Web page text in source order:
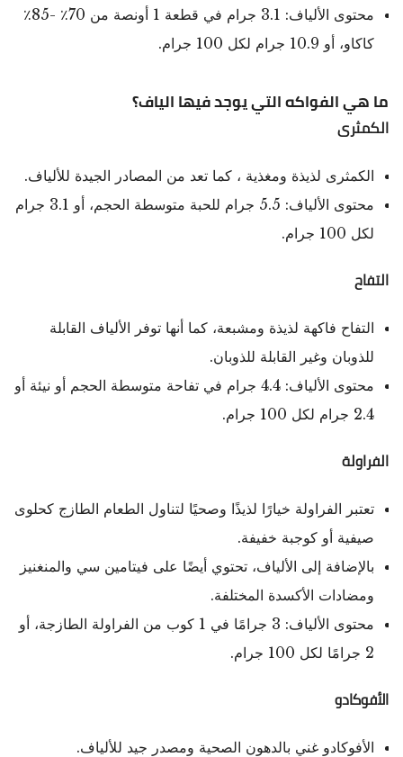
محتوى الألياف: 3.1 جرام في قطعة 1 أونصة من 70٪ -85٪
كاكاو، أو 10.9 جرام لكل 100 جرام.
ما هي الفواكه التي يوجد فيها الياف؟
الكمثرى
الكمثرى لذيذة ومغذية ، كما تعد من المصادر الجيدة للألياف.
محتوى الألياف: 5.5 جرام للحبة متوسطة الحجم، أو 3.1 جرام
لكل 100 جرام.
التفاح
التفاح فاكهة لذيذة ومشبعة، كما أنها توفر الألياف القابلة
للذوبان وغير القابلة للذوبان.
محتوى الألياف: 4.4 جرام في تفاحة متوسطة الحجم أو نيئة أو
2.4 جرام لكل 100 جرام.
الفراولة
تعتبر الفراولة خيارًا لذيذًا وصحيًا لتناول الطعام الطازج كحلوى
صيفية أو كوجبة خفيفة.
بالإضافة إلى الألياف، تحتوي أيضًا على فيتامين سي والمنغنيز
ومضادات الأكسدة المختلفة.
محتوى الألياف: 3 جرامًا في 1 كوب من الفراولة الطازجة، أو
2 جرامًا لكل 100 جرام.
الأفوكادو
الأفوكادو غني بالدهون الصحية ومصدر جيد للألياف.